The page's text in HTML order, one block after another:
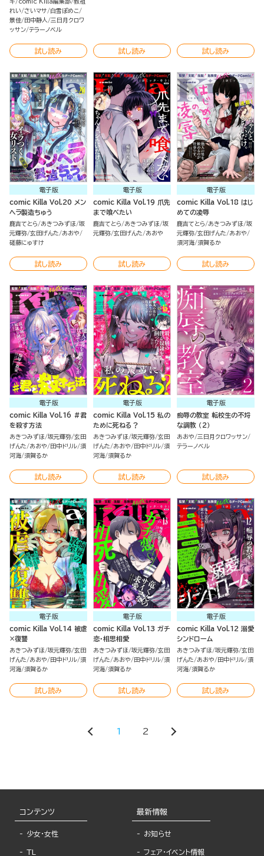
キ comic Killa編集部 教祖
れい さいマサ
白雪ぽめこ
景佳 田中静人 三日月クロワ
ッサン テラーノベル
試し読み 試し読み 試し読み
電子版
comic Killa Vol.20 メン
ヘラ製造ちゅう
鹿吉てとら あきつみずほ 坂
元輝弥 玄田げんた
あおや
磋藤にゅすけ
試し読み
電子版
comic Killa Vol.19 爪先
まで喰べたい
鹿吉てとら あきつみずほ 坂
元輝弥 玄田げんた あおや
試し読み
電子版
comic Killa Vol.18 はじ
めての凌辱
鹿吉てとら あきつみずほ 坂
元輝弥 玄田げんた
あおや
須河海 須賀るか
試し読み
電子版
comic Killa Vol.16 ＃君
を殺す方法
あきつみずほ 坂元輝弥 玄田
げんた
あおや 田中ドリル 須
河海 須賀るか
試し読み
電子版
comic Killa Vol.15 私の
ために死ねる？
あきつみずほ 坂元輝弥 玄田
げんた
あおや 田中ドリル 須
河海 須賀るか
試し読み
電子版
痴辱の教室 転校生の不埒
な調教 （2）
あおや 三日月クロワッサン
テラーノベル
試し読み
電子版
comic Killa Vol.14 被虐
×復讐
あきつみずほ 坂元輝弥 玄田
げんた
あおや 田中ドリル 須
河海 須賀るか
試し読み
電子版
comic Killa Vol.13 ガチ
恋・相思相愛
あきつみずほ 坂元輝弥 玄田
げんた
あおや 田中ドリル 須
河海 須賀るか
試し読み
電子版
comic Killa Vol.12 溺愛
シンドローム
あきつみずほ 坂元輝弥 玄田
げんた
あおや 田中ドリル 須
河海 須賀るか
試し読み
1 2
コンテンツ
少女・女性
TL
最新情報
お知らせ
フェア・イベント情報